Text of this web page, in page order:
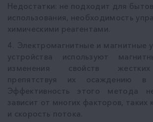
Недостатки: не подходит для
использования, необходимость
химическими реагентами.
4. Электромагнитные и магнитные
устройства используют
изменения свойств
препятствуя их осаждению в
Эффективность этого метода
зависит от многих факторов, таких
и скорость потока.